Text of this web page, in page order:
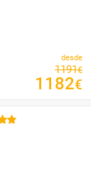
desde
1191€
1182€